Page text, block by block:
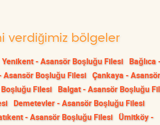
verdiğimiz bölgeler
Yenikent - Asansör Boşluğu Filesi Bağlıca
Asansör Boşluğu Filesi Çankaya - Asansör
Filesi Balgat - Asansör Boşluğu
Demetevler - Asansör Boşluğu Filesi
- Asansör Boşluğu Filesi Ümitköy -